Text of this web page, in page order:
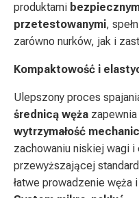
produktami
przetestowanymi,
zarówno nurków, jak i
Kompaktowość i
Ulepszony proces
średnicą węża zapewnia
wytrzymałość
zachowaniu niskiej wagi
przewyższającej
łatwe prowadzenie węża